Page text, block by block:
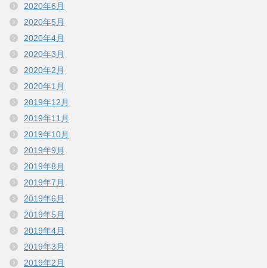
2020年6月
2020年5月
2020年4月
2020年3月
2020年2月
2020年1月
2019年12月
2019年11月
2019年10月
2019年9月
2019年8月
2019年7月
2019年6月
2019年5月
2019年4月
2019年3月
2019年2月